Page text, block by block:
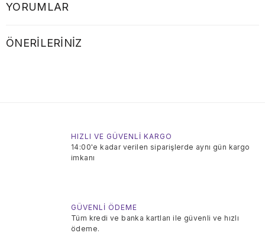
YORUMLAR
ÖNERILERINIZ
HIZLI VE GÜVENLİ KARGO
14:00'e kadar verilen siparişlerde aynı gün kargo
imkanı
GÜVENLİ ÖDEME
Tüm kredi ve banka kartları ile güvenli ve hızlı
ödeme.